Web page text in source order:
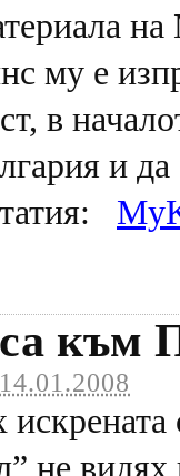
му е
в
и
към
14.01.2008
не